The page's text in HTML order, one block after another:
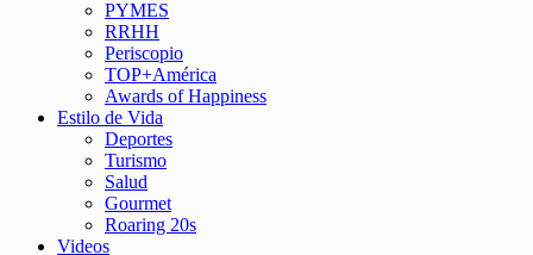
PYMES
RRHH
Periscopio
TOP+América
Awards of Happiness
Estilo de Vida
Deportes
Turismo
Salud
Gourmet
Roaring 20s
Videos